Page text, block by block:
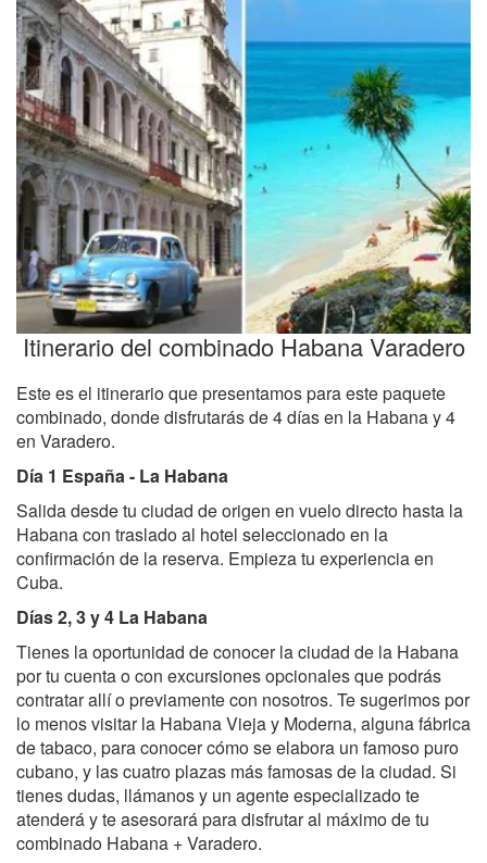
Itinerario del combinado Habana Varadero
Este es el itinerario que presentamos para este paquete
combinado, donde disfrutarás de 4 días en la Habana y 4
en Varadero.
Día 1 España - La Habana
Salida desde tu ciudad de origen en vuelo directo hasta la
Habana con traslado al hotel seleccionado en la
confirmación de la reserva. Empieza tu experiencia en
Cuba.
Días 2, 3 y 4 La Habana
Tienes la oportunidad de conocer la ciudad de la Habana
por tu cuenta o con excursiones opcionales que podrás
contratar allí o previamente con nosotros. Te sugerimos por
lo menos visitar la Habana Vieja y Moderna, alguna fábrica
de tabaco, para conocer cómo se elabora un famoso puro
cubano, y las cuatro plazas más famosas de la ciudad. Si
tienes dudas, llámanos y un agente especializado te
atenderá y te asesorará para disfrutar al máximo de tu
combinado Habana + Varadero.